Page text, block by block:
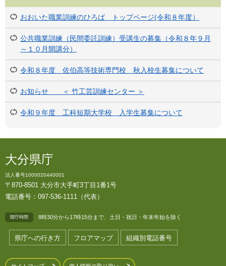
おおいた職業訓練のひろば トップページ(令和８年度）
公共職業訓練（民間委託訓練）受講生の募集（令和８年９月
～１０月開講分）
令和８年度 佐伯高等技術専門校 秋入校生募集について
お知らせ ＜ 竹工芸訓練センター ＞
令和９年度 工科短期大学校 入学生募集について
大分県庁
法人番号1000020440001
〒870-8501 大分市大手町3丁目1番1号
電話番号：097-536-1111（代表）
開庁時間 8時30分から17時15分まで、土日・祝日・年末年始を除く
県庁への行き方 フロアマップ 組織別電話番号